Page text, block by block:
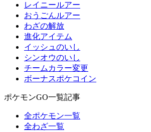
レイニールアー
おうごんルアー
わざの解放
進化アイテム
イッシュのいし
シンオウのいし
チームカラー変更
ボーナスポケコイン
ポケモンGO一覧記事
全ポケモン一覧
全わざ一覧